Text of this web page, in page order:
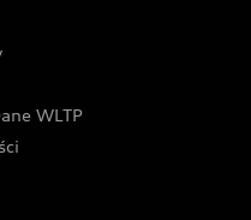
Audi
w Warszawie
WLTP